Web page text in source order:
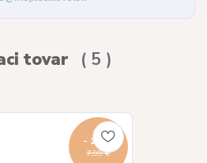
tovar 5
7,99 €
- 13 %